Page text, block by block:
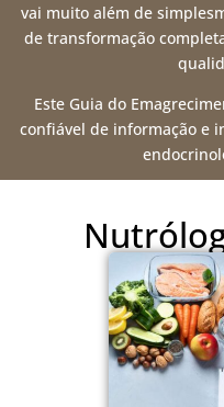
vai muito além de
de transformação
Este Guia do
confiável de informação e